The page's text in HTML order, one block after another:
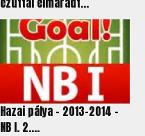
Hazai pálya - 2013-2014 -
NB I. 2....